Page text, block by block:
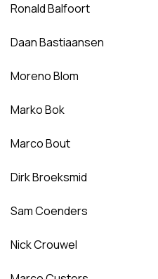
Ronald Balfoort
Daan Bastiaansen
Moreno Blom
Marko Bok
Marco Bout
Dirk Broeksmid
Sam Coenders
Nick Crouwel